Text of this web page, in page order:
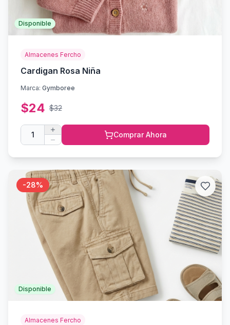
Disponible
Almacenes Fercho
Cardigan Rosa Niña
Marca: Gymboree
$24 $32
1 Comprar Ahora
-28%
Disponible
Almacenes Fercho